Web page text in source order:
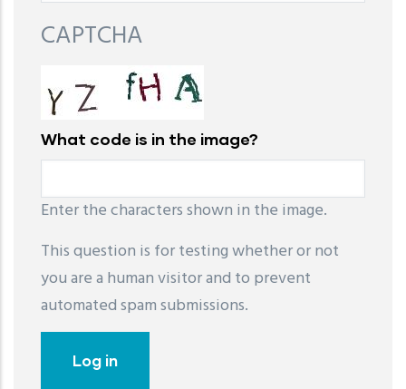
CAPTCHA
What code is in the image?
Enter the characters shown in the image.
This question is for testing whether or not
you are a human visitor and to prevent
automated spam submissions.